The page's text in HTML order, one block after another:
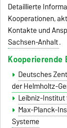
Detaillierte
Kooperationen,
Kontakte und
Sachsen-Anhalt.
Kooperierende
Deutsches
der Helmholtz-
Leibniz-
Max-Planck-
Systeme